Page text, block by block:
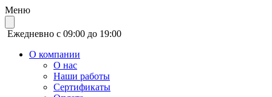
Меню
Ежедневно с 09:00 до 19:00
О компании
О нас
Наши работы
Сертификаты